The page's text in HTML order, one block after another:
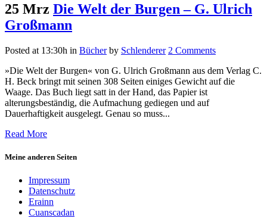
25 Mrz Die Welt der Burgen – G. Ulrich
Großmann
Posted at 13:30h in Bücher by Schlenderer 2 Comments
»Die Welt der Burgen« von G. Ulrich Großmann aus dem Verlag C.
H. Beck bringt mit seinen 308 Seiten einiges Gewicht auf die
Waage. Das Buch liegt satt in der Hand, das Papier ist
alterungsbeständig, die Aufmachung gediegen und auf
Dauerhaftigkeit ausgelegt. Genau so muss...
Read More
Meine anderen Seiten
Impressum
Datenschutz
Erainn
Cuanscadan